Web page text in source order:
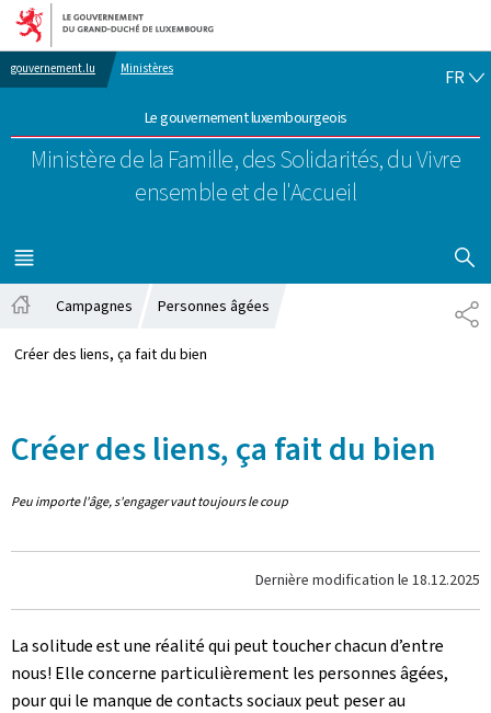
Aller au menu principal
Aller au contenu
gouvernement.lu Ministères
Le gouvernement luxembourgeois
Ministère de la Famille, des Solidarités,du Vivre
ensemble et de l'Accueil
FR
MENU
PRINCIPAL
Campagnes Personnes âgées
Créer des liens, ça fait du bien
Créer des liens, ça fait du bien
Peu importe l'âge, s'engager vaut toujours le coup
Dernière modification le 18.12.2025
La solitude est une réalité qui peut toucher chacun d’entre
nous! Elle concerne particulièrement les personnes âgées,
pour qui le manque de contacts sociaux peut peser au